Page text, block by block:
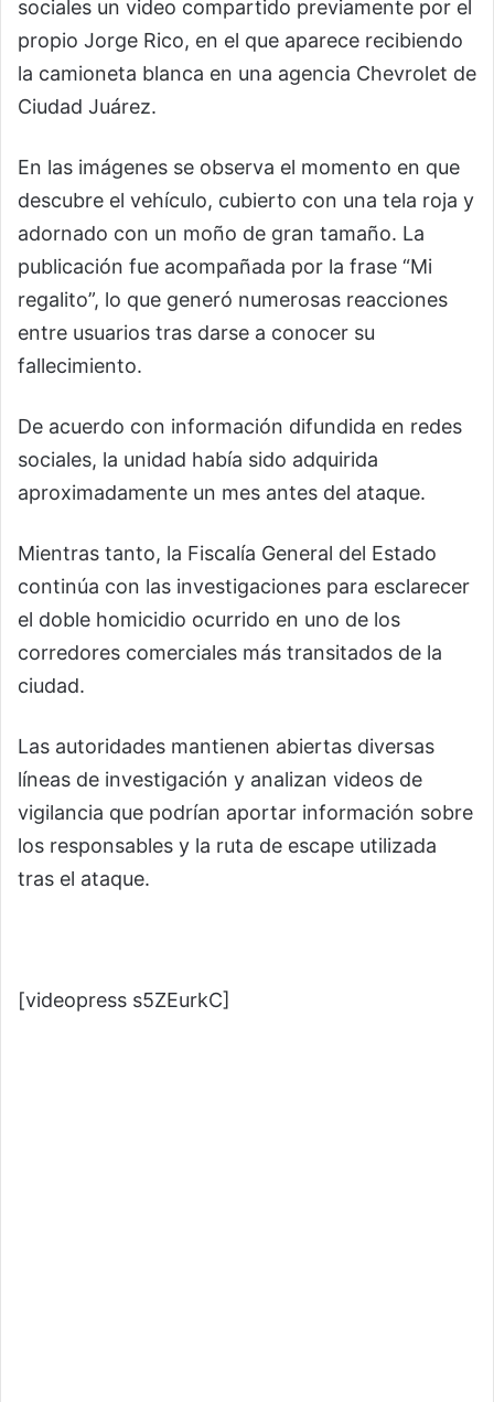
sociales un video compartido previamente por el
propio Jorge Rico, en el que aparece recibiendo
la camioneta blanca en una agencia Chevrolet de
Ciudad Juárez.
En las imágenes se observa el momento en que
descubre el vehículo, cubierto con una tela roja y
adornado con un moño de gran tamaño. La
publicación fue acompañada por la frase “Mi
regalito”, lo que generó numerosas reacciones
entre usuarios tras darse a conocer su
fallecimiento.
De acuerdo con información difundida en redes
sociales, la unidad había sido adquirida
aproximadamente un mes antes del ataque.
Mientras tanto, la Fiscalía General del Estado
continúa con las investigaciones para esclarecer
el doble homicidio ocurrido en uno de los
corredores comerciales más transitados de la
ciudad.
Las autoridades mantienen abiertas diversas
líneas de investigación y analizan videos de
vigilancia que podrían aportar información sobre
los responsables y la ruta de escape utilizada
tras el ataque.
[videopress s5ZEurkC]